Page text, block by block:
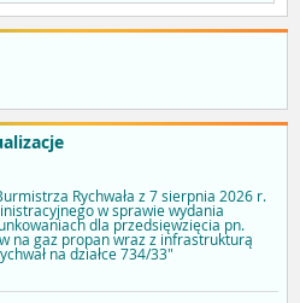
Rychwała z 7 sierpnia 2026 r.
w sprawie wydania
dla przedsięwzięcia pn.
na gaz propan wraz z infrastrukturą
na działce 734/33"